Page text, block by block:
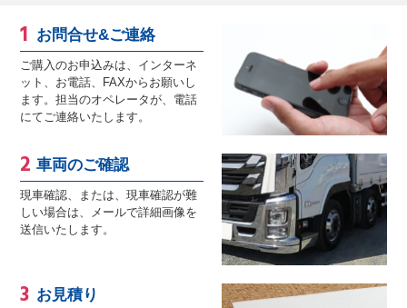
お問合せ&ご連絡
ご購入のお申込みは、インターネ
ット、お電話、FAXからお願いし
ます。担当のオペレータが、電話
にてご連絡いたします。
車両のご確認
現車確認、または、現車確認が難
しい場合は、メールで詳細画像を
送信いたします。
お見積り